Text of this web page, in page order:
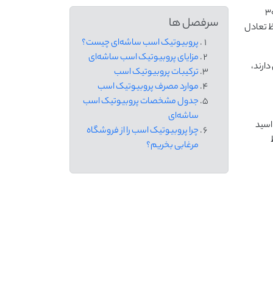
۳۰
تعادل
سرفصل ها
پروبیوتیک اسب ساشه‌ای چیست؟
مزایای پروبیوتیک اسب ساشه‌ای
ترکیبات پروبیوتیک اسب
موارد مصرف پروبیوتیک اسب
جدول مشخصات پروبیوتیک اسب
ساشه‌ای
چرا پروبیوتیک اسب را از فروشگاه
مرغابی بخریم؟